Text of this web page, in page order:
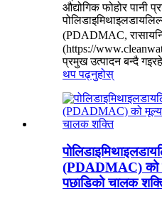
औद्योगिक फोहोर पानी
(PDADMAC,
(https://
प्रमुख उत्पादन बन्दै
थप पढ्नुहोस्
(PDADMAC) को
पछाडिको चालक